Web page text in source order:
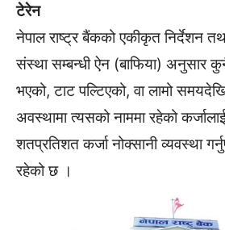
टेरेन
नेपाल राष्ट्र बैंकको एकीकृत निर्देशन
संस्था सम्बन्धी ऐन (बाफिया) अनुसार
भएको, टाट पल्टिएको, वा लामो
अवस्थामा त्यसको नाममा रहेको कर्जालाई
शतप्रतिशत कर्जा नोक्सानी व्यवस्था
रहेको छ ।